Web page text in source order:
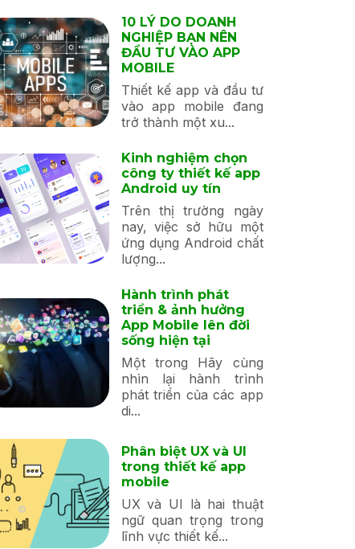
10 LÝ DO DOANH
NGHIỆP BẠN NÊN
ĐẦU TƯ VÀO APP
MOBILE
Thiết kế app và đầu tư
vào app mobile đang
trở thành một xu...
Kinh nghiệm chọn
công ty thiết kế app
Android uy tín
Trên thị trường ngày
nay, việc sở hữu một
ứng dụng Android chất
lượng...
Hành trình phát
triển & ảnh hưởng
App Mobile lên đời
sống hiện tại
Một trong Hãy cùng
nhìn lại hành trình
phát triển của các app
di...
Phân biệt UX và UI
trong thiết kế app
mobile
UX và UI là hai thuật
ngữ quan trọng trong
lĩnh vực thiết kế...